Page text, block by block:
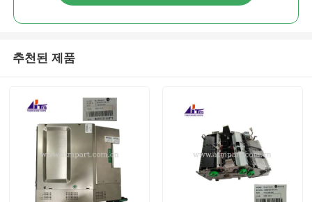
추천된 제품